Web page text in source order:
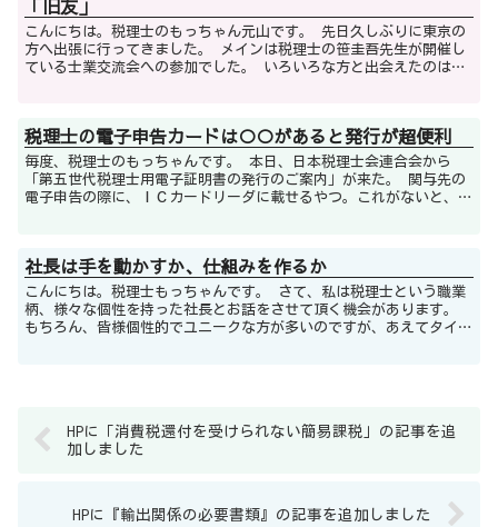
「旧友」
こんにちは。税理士のもっちゃん元山です。 先日久しぶりに東京の
方へ出張に行ってきました。 メインは税理士の笹圭吾先生が開催し
ている士業交流会への参加でした。 いろいろな方と出会えたのはも
税理士の電子申告カードは○○があると発行が超便利
毎度、税理士のもっちゃんです。 本日、日本税理士会連合会から
「第五世代税理士用電子証明書の発行のご案内」が来た。 関与先の
電子申告の際に、ＩＣカードリーダに載せるやつ。これがないと、関
社長は手を動かすか、仕組みを作るか
こんにちは。税理士もっちゃんです。 さて、私は税理士という職業
柄、様々な個性を持った社長とお話をさせて頂く機会があります。
もちろん、皆様個性的でユニークな方が多いのですが、あえてタイプ
HPに「消費税還付を受けられない簡易課税」の記事を追
加しました
HPに『輸出関係の必要書類』の記事を追加しました